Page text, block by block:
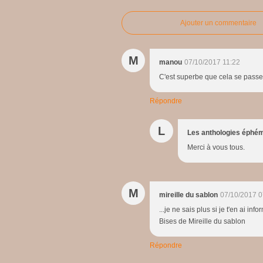
Ajouter un commentaire
M manou 07/10/2017 11:22
C'est superbe que cela se
Répondre
L Les anthologies
Merci à vous tous.
M mireille du sablon 07/10/2017
...je ne sais plus si je t'en ai
Bises de Mireille du sablon
Répondre